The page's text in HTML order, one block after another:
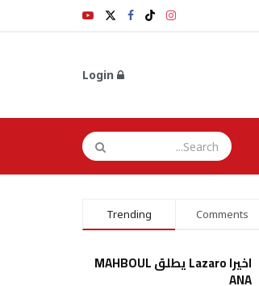
Trending Comments
اخيرا Lazaro يطلق MAHBOUL
ANA